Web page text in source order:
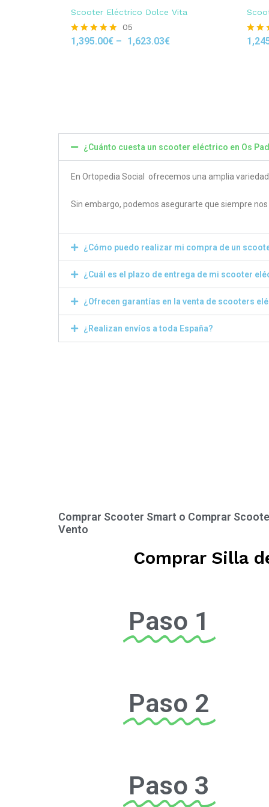
Scooter Eléctrico Dolce Vita
Rated
05
1,395.00€ – 1,623.03€
Rated
¿Cuánto cuesta un scooter eléctrico en Os
En Ortopedia Social ofrecemos una amplia
Sin embargo, podemos asegurarte que siempre
¿Cómo puedo realizar mi compra de un
¿Cuál es el plazo de entrega de mi scooter
¿Ofrecen garantías en la venta de scooters
¿Realizan envíos a toda España?
Comprar Scooter Smart o Comprar
Vento
Comprar Silla
Paso 1
Paso 2
Paso 3